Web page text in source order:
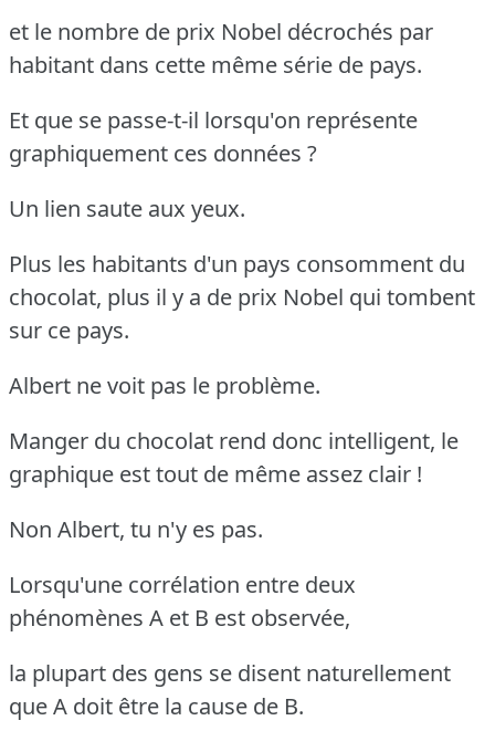
et le nombre de prix Nobel décrochés par
habitant dans cette même série de pays.
Et que se passe-t-il lorsqu'on représente
graphiquement ces données ?
Un lien saute aux yeux.
Plus les habitants d'un pays consomment du
chocolat, plus il y a de prix Nobel qui tombent
sur ce pays.
Albert ne voit pas le problème.
Manger du chocolat rend donc intelligent, le
graphique est tout de même assez clair !
Non Albert, tu n'y es pas.
Lorsqu'une corrélation entre deux
phénomènes A et B est observée,
la plupart des gens se disent naturellement
que A doit être la cause de B.